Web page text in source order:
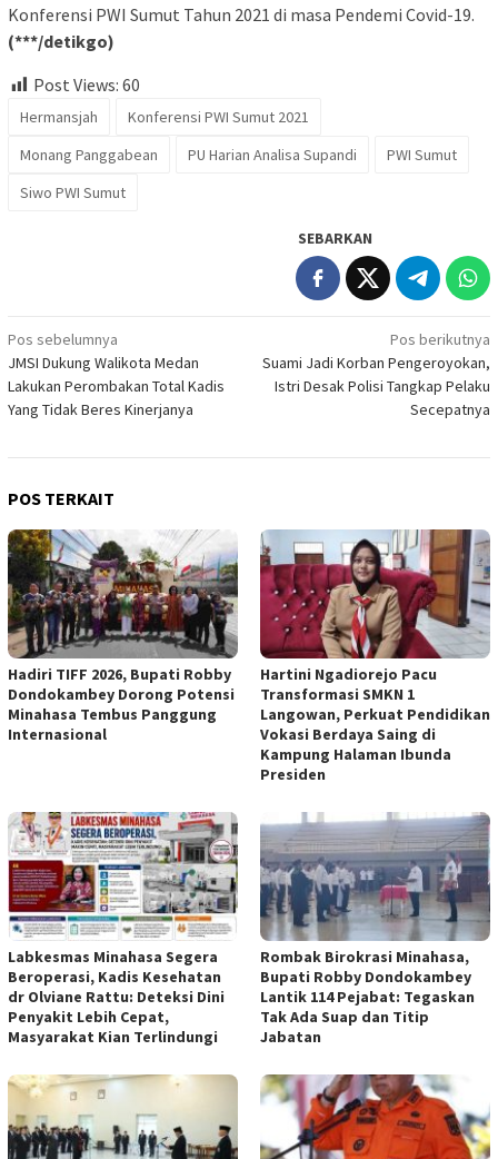
Konferensi PWI Sumut Tahun 2021 di masa Pendemi Covid-19.
(***/detikgo)
Post Views: 60
Hermansjah
Konferensi PWI Sumut 2021
Monang Panggabean
PU Harian Analisa Supandi
PWI Sumut
Siwo PWI Sumut
SEBARKAN
Navigasi
pos
Pos sebelumnya
JMSI Dukung Walikota Medan
Lakukan Perombakan Total Kadis
Yang Tidak Beres Kinerjanya
Pos berikutnya
Suami Jadi Korban Pengeroyokan,
Istri Desak Polisi Tangkap Pelaku
Secepatnya
POS TERKAIT
Hadiri TIFF 2026, Bupati Robby
Dondokambey Dorong Potensi
Minahasa Tembus Panggung
Internasional
Hartini Ngadiorejo Pacu
Transformasi SMKN 1
Langowan, Perkuat Pendidikan
Vokasi Berdaya Saing di
Kampung Halaman Ibunda
Presiden
Labkesmas Minahasa Segera
Beroperasi, Kadis Kesehatan
dr Olviane Rattu: Deteksi Dini
Penyakit Lebih Cepat,
Masyarakat Kian Terlindungi
Rombak Birokrasi Minahasa,
Bupati Robby Dondokambey
Lantik 114 Pejabat: Tegaskan
Tak Ada Suap dan Titip
Jabatan